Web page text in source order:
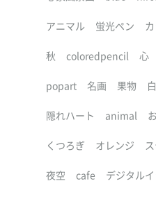
アニマル 蛍光ペン
秋 coloredpencil 心
popart 名画 果物 白
隠れハート animal
くつろぎ オレンジ
夜空 cafe デジタル